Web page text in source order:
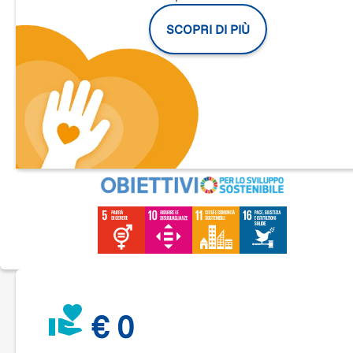
Gli ultimi anni delle superiori, l’Università o le prime
esperienze lavorative sono per molte donne un momento di
scoperta e costruzione dell’identità adulta e comprendono
esperienze e relazioni, che hanno un forte impatto.
Il Centro antiviolenza può essere percepito nel senso
come esclusivamente proprio di donne con situazioni di
violenza molto grave o con situazioni familiari complesse,
prevedano anche figli/e, ma il fenomeno della violenza
le donne colpisce donne e ragazze anche molto giovani, per
cui è centrale offrire loro unospazio dedicato, anche a
comunicativo e di diffusione delle informazioni, che possa
garantire loro uno spazio sicuro a cui potersi rivolgere
situazione diventi un caso conclamato ed emergenziale di
violenza.
SCOPRI DI PIÙ
€ 0